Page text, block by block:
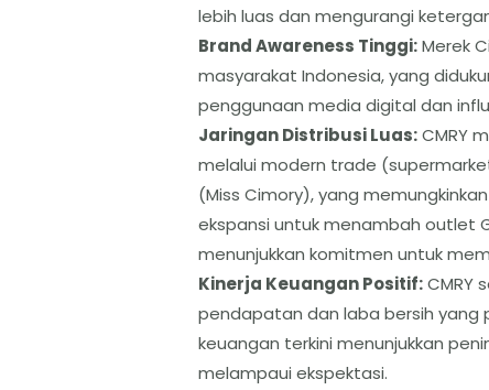
lebih luas dan mengurangi
​Brand Awareness Tinggi:Merek
masyarakat Indonesia, yang
penggunaan media digital dan
​Jaringan Distribusi Luas:CMRY
melalui modern trade
(Miss Cimory), yang
ekspansi untuk menambah outlet
menunjukkan komitmen untuk
​Kinerja Keuangan Positif:CMRY
pendapatan dan laba bersih yang
keuangan terkini menunjukkan
melampaui ekspektasi.